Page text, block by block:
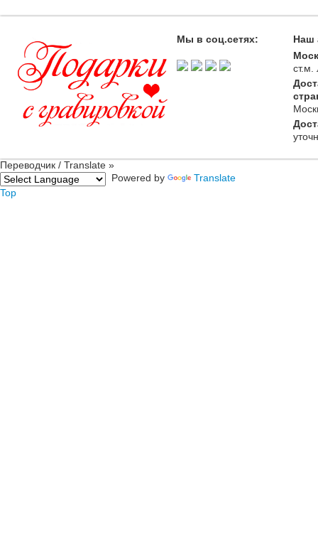
Мы в соц.сетях:
Наш
ст.м.
Переводчик / Translate »
Powered by
Translate
Top